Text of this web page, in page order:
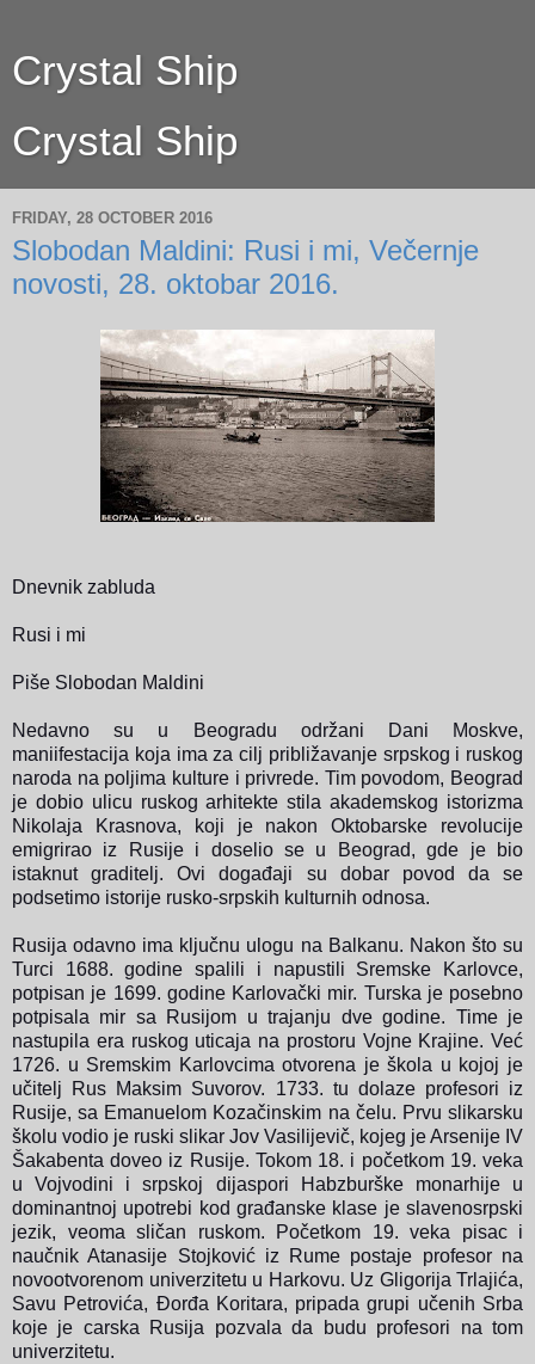
Crystal Ship
Crystal Ship
FRIDAY, 28 OCTOBER 2016
Slobodan Maldini: Rusi i mi, Večernje
novosti, 28. oktobar 2016.
Dnevnik zabluda
Rusi i mi
Piše Slobodan Maldini
Nedavno su u Beogradu održani Dani Moskve,
maniifestacija koja ima za cilj približavanje srpskog i ruskog
naroda na poljima kulture i privrede. Tim povodom, Beograd
je dobio ulicu ruskog arhitekte stila akademskog istorizma
Nikolaja Krasnova, koji je nakon Oktobarske revolucije
emigrirao iz Rusije i doselio se u Beograd, gde je bio
istaknut graditelj. Ovi događaji su dobar povod da se
podsetimo istorije rusko-srpskih kulturnih odnosa.
Rusija odavno ima ključnu ulogu na Balkanu. Nakon što su
Turci 1688. godine spalili i napustili Sremske Karlovce,
potpisan je 1699. godine Karlovački mir. Turska je posebno
potpisala mir sa Rusijom u trajanju dve godine. Time je
nastupila era ruskog uticaja na prostoru Vojne Krajine. Već
1726. u Sremskim Karlovcima otvorena je škola u kojoj je
učitelj Rus Maksim Suvorov. 1733. tu dolaze profesori iz
Rusije, sa Emanuelom Kozačinskim na čelu. Prvu slikarsku
školu vodio je ruski slikar Jov Vasilijevič, kojeg je Arsenije IV
Šakabenta doveo iz Rusije. Tokom 18. i početkom 19. veka
u Vojvodini i srpskoj dijaspori Habzburške monarhije u
dominantnoj upotrebi kod građanske klase je slavenosrpski
jezik, veoma sličan ruskom. Početkom 19. veka pisac i
naučnik Atanasije Stojković iz Rume postaje profesor na
novootvorenom univerzitetu u Harkovu. Uz Gligorija Trlajića,
Savu Petrovića, Đorđa Koritara, pripada grupi učenih Srba
koje je carska Rusija pozvala da budu profesori na tom
univerzitetu.